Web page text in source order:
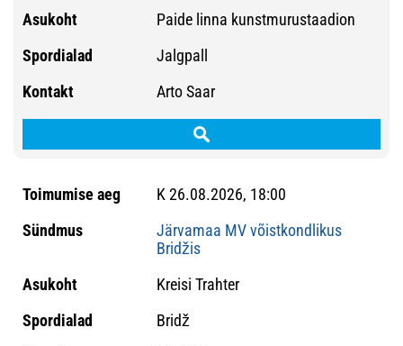
Paide linna kunstmurustaadion
Jalgpall
Arto Saar
K 26.08.2026, 18:00
Järvamaa MV võistkondlikus
Bridžis
Kreisi Trahter
Bridž